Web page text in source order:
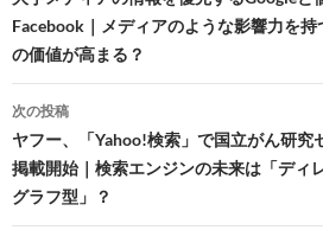
ナ
ビ
ゲ
ー
シ
Facebook｜メディアのような影響力を
の価値が高まる？
次の投稿
ヤフー、「Yahoo!検索」で国立がん研究
掲載開始｜検索エンジンの未来は「ディ
グラフ型」？